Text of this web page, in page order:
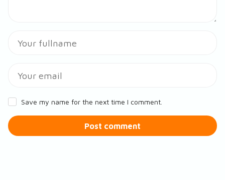
Save my name for the next time I comment.
Post comment